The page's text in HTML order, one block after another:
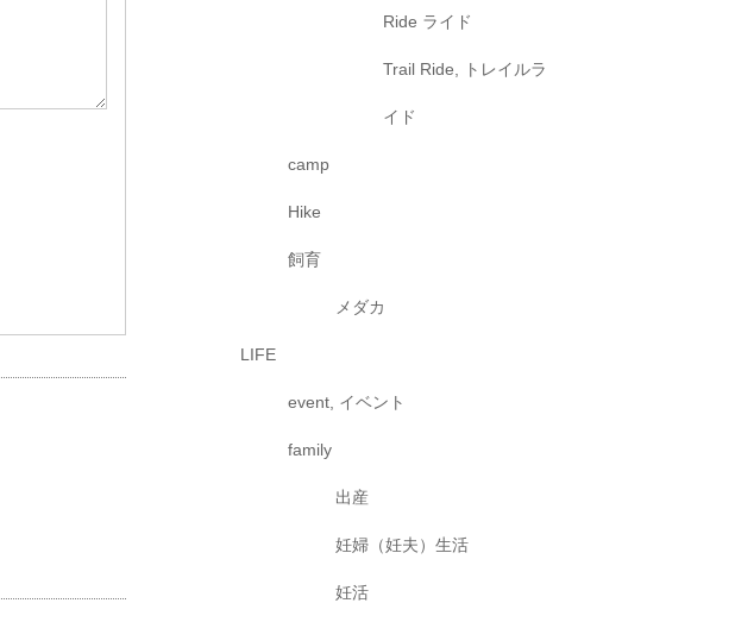
Ride ライド
Trail Ride, トレイルラ
イド
camp
Hike
飼育
メダカ
LIFE
event, イベント
family
出産
妊婦（妊夫）生活
妊活